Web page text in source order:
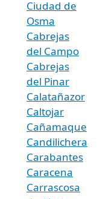
Ciudad de
Osma
Cabrejas
del Campo
Cabrejas
del Pinar
Calatañazor
Caltojar
Cañamaque
Candilichera
Carabantes
Caracena
Carrascosa